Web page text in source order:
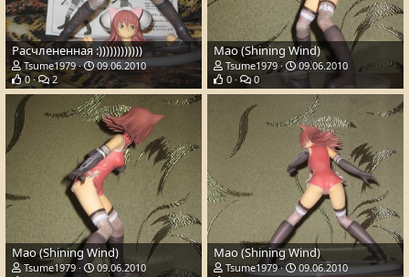
Расчлененная :))))))))))))
Tsume1979
09.06.2010
0
2
Mao (Shining Wind)
Tsume1979
09.06.2010
0
0
Mao (Shining Wind)
Tsume1979
09.06.2010
Mao (Shining Wind)
Tsume1979
09.06.2010